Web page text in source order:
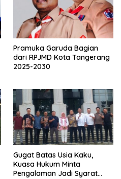
Pramuka Garuda Bagian
dari RPJMD Kota Tangerang
2025-2030
Gugat Batas Usia Kaku,
Kuasa Hukum Minta
Pengalaman Jadi Syarat